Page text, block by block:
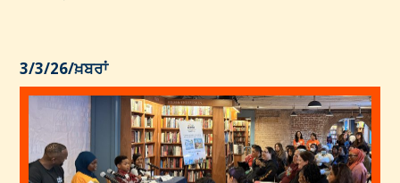
3/3/26/ਖ਼ਬਰਾਂ